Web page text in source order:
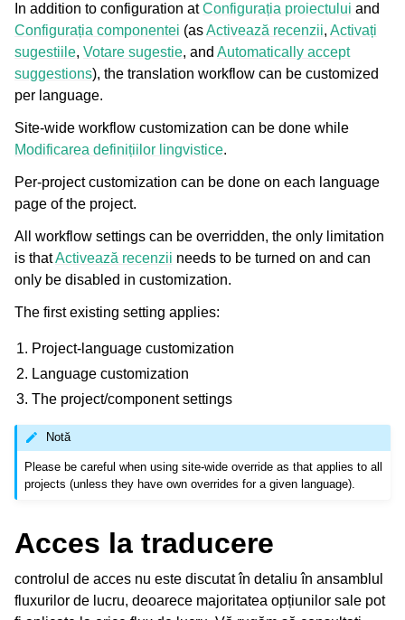
navigation of Formate de fișiere acceptate
In addition to configuration atConfigurația proiectului and
Configurația componentei (asActivează recenzii, Activați
sugestiile, Votare sugestie, and Automatically accept
suggestions), the translation workflow can be customized
per language.
Site-wide workflow customization can be done while
Modificarea definițiilor lingvistice.
Per-project customization can be done on each language
page of the project.
All workflow settings can be overridden, the only limitation
is thatActivează recenzii needs to be turned on and can
only be disabled in customization.
The first existing setting applies:
Project-language customization
Language customization
The project/component settings
Notă
Please be careful when using site-wide override as that applies to all
projects (unless they have own overrides for a given language).
Acces la traducere
controlul de acces nu este discutat în detaliu în ansamblul
fluxurilor de lucru, deoarece majoritatea opțiunilor sale pot